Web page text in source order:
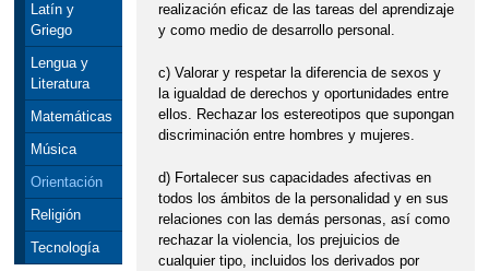
Latín y
Griego
Lengua y
Literatura
Matemáticas
Música
Orientación
Religión
Tecnología
realización eficaz de las tareas del aprendizaje
y como medio de desarrollo personal.
c) Valorar y respetar la diferencia de sexos y
la igualdad de derechos y oportunidades entre
ellos. Rechazar los estereotipos que supongan
discriminación entre hombres y mujeres.
d) Fortalecer sus capacidades afectivas en
todos los ámbitos de la personalidad y en sus
relaciones con las demás personas, así como
rechazar la violencia, los prejuicios de
cualquier tipo, incluidos los derivados por